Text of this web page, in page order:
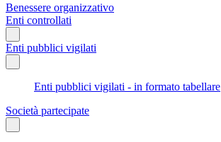
Benessere organizzativo
Enti controllati
Enti pubblici vigilati
Enti pubblici vigilati - in formato tabellare
Società partecipate